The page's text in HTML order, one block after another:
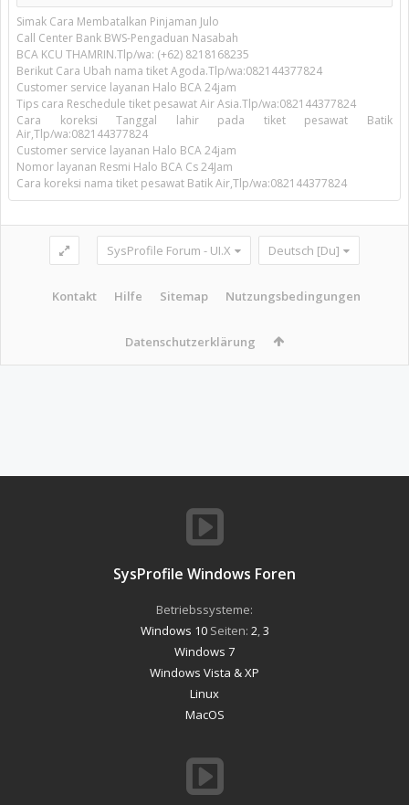
Simak Cara Membatalkan Pinjaman Julo
Call Center Bank BWS-Pengaduan Nasabah
BCA KCU THAMRIN.Tlp/wa: (+62) 8218168235
Berikut Cara Ubah nama tiket Agoda.Tlp/wa:082144377824
Customer service layanan Halo BCA 24jam
Tips cara Reschedule tiket pesawat Air Asia.Tlp/wa:082144377824
Cara koreksi Tanggal lahir pada tiket pesawat Batik
Air,Tlp/wa:082144377824
Customer service layanan Halo BCA 24jam
Nomor layanan Resmi Halo BCA Cs 24Jam
Cara koreksi nama tiket pesawat Batik Air,Tlp/wa:082144377824
SysProfile Forum - UI.X Deutsch [Du]
Kontakt Hilfe Sitemap Nutzungsbedingungen
Datenschutzerklärung
SysProfile Windows Foren
Betriebssysteme:
Windows 10Seiten: 2 3
Windows 7
Windows Vista & XP
Linux
MacOS